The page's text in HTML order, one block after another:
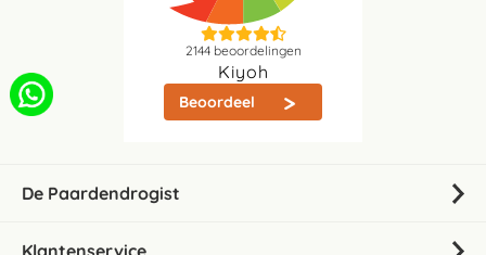
2144beoordelingen
Kiyoh
Beoordeel
De Paardendrogist
Klantenservice